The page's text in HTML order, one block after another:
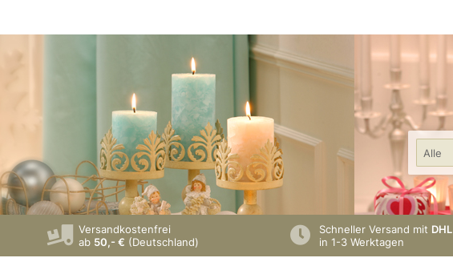
Alle
Versandkostenfrei
ab 50,- € (Deutschland)
Schneller Versand mit DHL
in 1-3 Werktagen